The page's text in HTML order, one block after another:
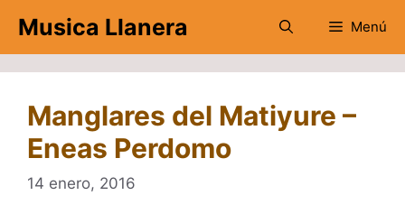
contenido
Musica Llanera Menú
Manglares del Matiyure –
Eneas Perdomo
14 enero, 2016